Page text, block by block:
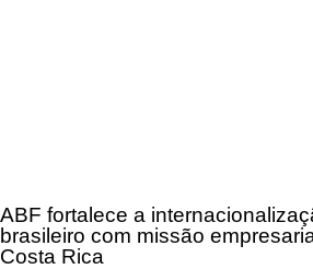
ABF fortalece a
brasileiro com missão
Costa Rica